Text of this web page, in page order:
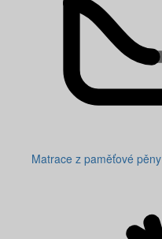
Matrace z paměťové pěny